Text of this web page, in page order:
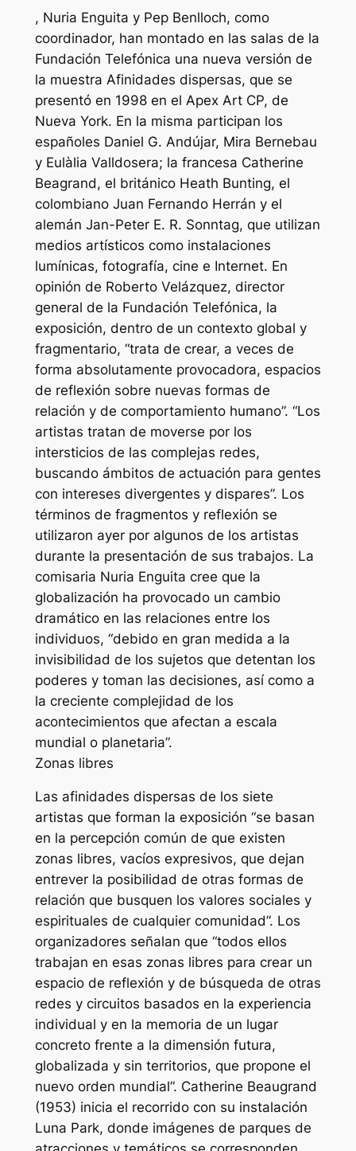
, Nuria Enguita y Pep Benlloch, como
coordinador, han montado en las salas de la
Fundación Telefónica una nueva versión de
la muestra Afinidades dispersas, que se
presentó en 1998 en el Apex Art CP, de
Nueva York. En la misma participan los
españoles Daniel G. Andújar, Mira Bernebau
y Eulàlia Valldosera; la francesa Catherine
Beagrand, el británico Heath Bunting, el
colombiano Juan Fernando Herrán y el
alemán Jan-Peter E. R. Sonntag, que utilizan
medios artísticos como instalaciones
lumínicas, fotografía, cine e Internet. En
opinión de Roberto Velázquez, director
general de la Fundación Telefónica, la
exposición, dentro de un contexto global y
fragmentario, “trata de crear, a veces de
forma absolutamente provocadora, espacios
de reflexión sobre nuevas formas de
relación y de comportamiento humano”. “Los
artistas tratan de moverse por los
intersticios de las complejas redes,
buscando ámbitos de actuación para gentes
con intereses divergentes y dispares”. Los
términos de fragmentos y reflexión se
utilizaron ayer por algunos de los artistas
durante la presentación de sus trabajos. La
comisaria Nuria Enguita cree que la
globalización ha provocado un cambio
dramático en las relaciones entre los
individuos, “debido en gran medida a la
invisibilidad de los sujetos que detentan los
poderes y toman las decisiones, así como a
la creciente complejidad de los
acontecimientos que afectan a escala
mundial o planetaria”.
Zonas libres
Las afinidades dispersas de los siete
artistas que forman la exposición “se basan
en la percepción común de que existen
zonas libres, vacíos expresivos, que dejan
entrever la posibilidad de otras formas de
relación que busquen los valores sociales y
espirituales de cualquier comunidad”. Los
organizadores señalan que “todos ellos
trabajan en esas zonas libres para crear un
espacio de reflexión y de búsqueda de otras
redes y circuitos basados en la experiencia
individual y en la memoria de un lugar
concreto frente a la dimensión futura,
globalizada y sin territorios, que propone el
nuevo orden mundial”. Catherine Beaugrand
(1953) inicia el recorrido con su instalación
Luna Park, donde imágenes de parques de